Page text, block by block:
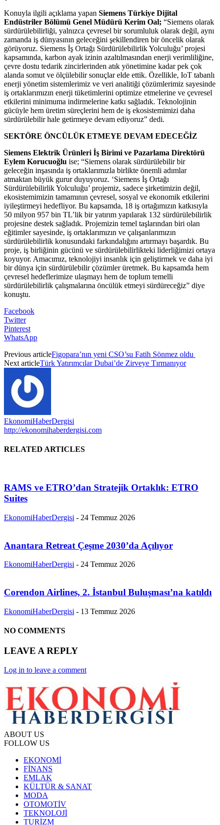
Konuyla ilgili açıklama yapan Siemens Türkiye Dijital
Endüstriler Bölümü Genel Müdürü Kerim Oal; “Siemens olarak
sürdürülebilirliği, yalnızca çevresel bir sorumluluk olarak değil, aynı
zamanda iş dünyasının geleceğini şekillendiren bir öncelik olarak
görüyoruz. Siemens İş Ortağı Sürdürülebilirlik Yolculuğu’ projesi
kapsamında, karbon ayak izinin azaltılmasından enerji verimliliğine,
çevre dostu tedarik zincirlerinden atık yönetimine kadar pek çok
alanda somut ve ölçülebilir sonuçlar elde ettik. Özellikle, IoT tabanlı
enerji yönetim sistemlerimiz ve veri analitiği çözümlerimiz sayesinde
iş ortaklarımızın enerji tüketimlerini optimize etmelerine ve çevresel
etkilerini minimuma indirmelerine katkı sağladık. Teknolojinin
gücüyle hem üretim süreçlerini hem de iş ekosistemimizi daha
sürdürülebilir hale getirmeye devam ediyoruz” dedi.
SEKTÖRE ÖNCÜLÜK ETMEYE DEVAM EDECEĞİZ
Siemens Elektrik Ürünleri İş Birimi ve Pazarlama Direktörü
Eylem Korucuoğlu ise; “Siemens olarak sürdürülebilir bir
geleceğin inşasında iş ortaklarımızla birlikte önemli adımlar
atmaktan büyük gurur duyuyoruz. ‘Siemens İş Ortağı
Sürdürülebilirlik Yolculuğu’ projemiz, sadece şirketimizin değil,
ekosistemimizin tamamının çevresel, sosyal ve ekonomik etkilerini
iyileştirmeyi hedefliyor. Bu kapsamda, 18 iş ortağımızın katkısıyla
50 milyon 957 bin TL’lik bir yatırım yapılarak 132 sürdürülebilirlik
projesine destek sağladık. Projemizin temel taşlarından biri olan
eğitimler sayesinde, iş ortaklarımızın ve çalışanlarımızın
sürdürülebilirlik konusundaki farkındalığını artırmayı başardık. Bu
proje, iş birliğinin gücünü ve sürdürülebilirlikteki liderliğimizi ortaya
koyuyor. Amacımız, teknolojiyi insanlık için geliştirmek ve daha iyi
bir dünya için sürdürülebilir çözümler üretmek. Bu kapsamda hem
çevresel hedeflerimize ulaşmayı hem de toplum temelli
sürdürülebilirlik çalışmalarına öncülük etmeyi sürdüreceğiz” diye
konuştu.
Facebook
Twitter
Pinterest
WhatsApp
Previous articleFigopara’nın yeni CSO’su Fatih Sönmez oldu
Next articleTürk Yatırımcılar Dubai’de Zirveye Tırmanıyor
EkonomiHaberDergisi
http://ekonomihaberdergisi.com
RELATED ARTICLES
RAMS ve ETRO’dan Stratejik Ortaklık: ETRO
Suites
EkonomiHaberDergisi - 24 Temmuz 2026
Anantara Retreat Çeşme 2030’da Açılıyor
EkonomiHaberDergisi - 24 Temmuz 2026
Corendon Airlines, 2. İstanbul Buluşması’na katıldı
EkonomiHaberDergisi - 13 Temmuz 2026
NO COMMENTS
LEAVE A REPLY
Log in to leave a comment
ABOUT US
FOLLOW US
EKONOMİ
FİNANS
EMLAK
KÜLTÜR & SANAT
MODA
OTOMOTİV
TEKNOLOJİ
TURİZM